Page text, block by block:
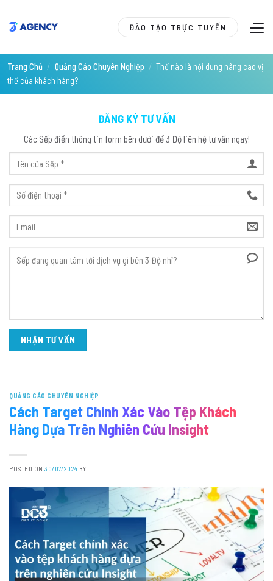
ĐÀO TẠO TRỰC TUYẾN
Trang Chủ / Quảng Cáo Chuyên Nghiệp / Thế nào là nội dung nâng cao vị
thế của khách hàng?
QUẢNG CÁO CHUYÊN NGHIỆP
Cách Target Chính Xác Vào Tệp Khách
Hàng Dựa Trên Nghiên Cứu Insight
POSTED ON30/07/2024 BY
ĐĂNG KÝ TƯ VẤN
Các Sếp điền thông tin form bên dưới để 3 Độ liên hệ tư vấn ngay!